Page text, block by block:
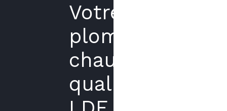
Votre
plombier
chauffagiste
qualifié